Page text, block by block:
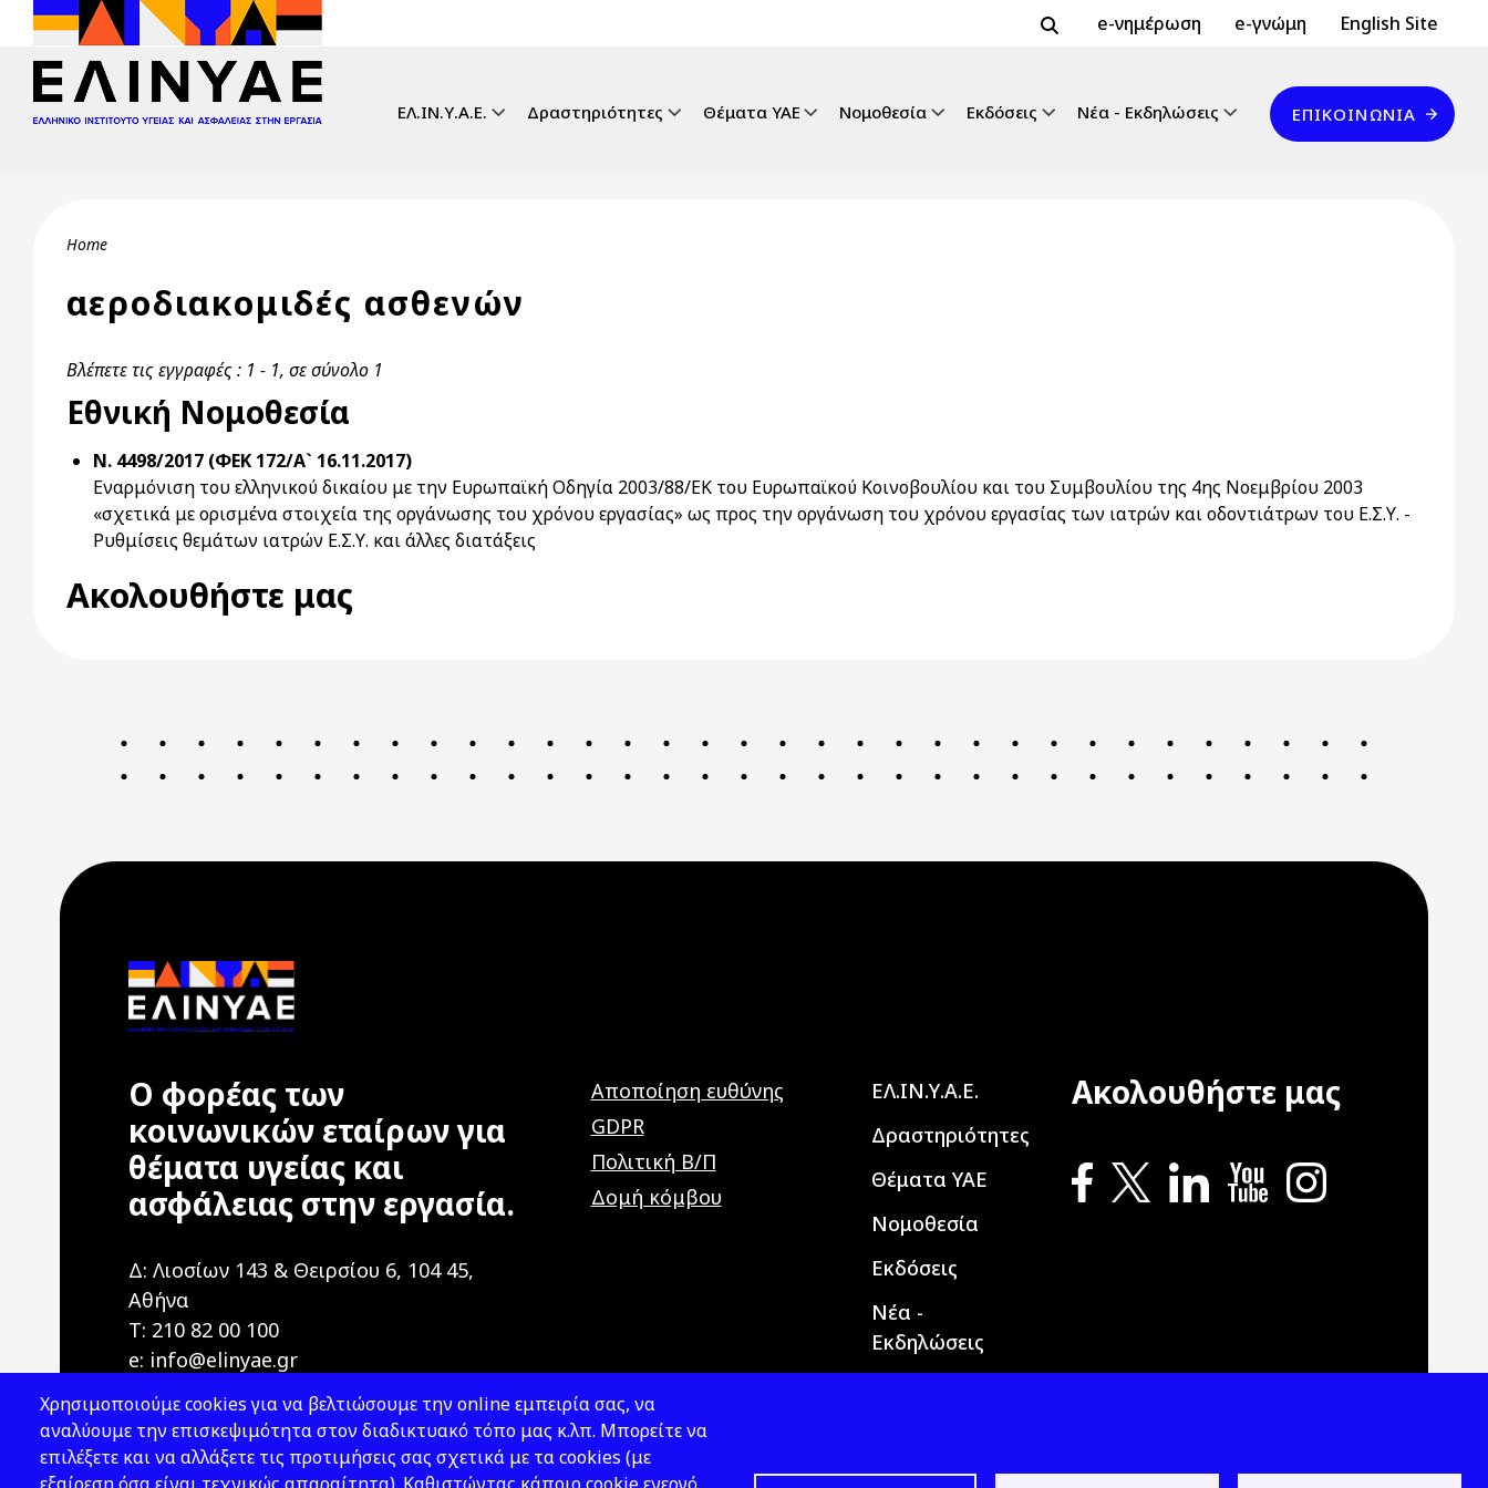
Skip to main content Header Top 2
e-νημέρωση e-γνώμη Header Top
English Site
ΕΛ.ΙΝ.Υ.Α.Ε. Δραστηριότητες Θέματα ΥΑΕ Νομοθεσία Εκδόσεις Νέα - Εκδηλώσεις
Επικοινωνία
ΕΠΙΚΟΙΝΩΝΊΑ
Breadcrumb
Home
αεροδιακομιδές ασθενών
Βλέπετε τις εγγραφές : 1 - 1, σε σύνολο 1
Εθνική Νομοθεσία
Ν. 4498/2017 (ΦΕΚ 172/Α` 16.11.2017)
Εναρμόνιση του ελληνικού δικαίου με την Ευρωπαϊκή Οδηγία 2003/88/ΕΚ του Ευρωπαϊκού Κοινοβουλίου και του Συμβουλίου της 4ης Νοεμβρίου 2003
«σχετικά με ορισμένα στοιχεία της οργάνωσης του χρόνου εργασίας» ως προς την οργάνωση του χρόνου εργασίας των ιατρών και οδοντιάτρων του Ε.Σ.Υ. -
Ρυθμίσεις θεμάτων ιατρών Ε.Σ.Υ. και άλλες διατάξεις
Ακολουθήστε μας
Ο φορέας των
κοινωνικών εταίρων για
θέματα υγείας και
ασφάλειας στην εργασία.
Δ: Λιοσίων 143 & Θειρσίου 6, 104 45,
Αθήνα
T: 210 82 00 100
e: info@elinyae.gr
Αποποίηση ευθύνης
GDPR
Πολιτική Β/Π
Δομή κόμβου
Main navigation
ΕΛ.ΙΝ.Υ.Α.Ε.
Δραστηριότητες
Θέματα ΥΑΕ
Νομοθεσία
Εκδόσεις
Νέα -
Εκδηλώσεις
Ακολουθήστε μας
Χρησιμοποιούμε cookies για να βελτιώσουμε την online εμπειρία σας, να
αναλύουμε την επισκεψιμότητα στον διαδικτυακό τόπο μας κ.λπ. Μπορείτε να
επιλέξετε και να αλλάξετε τις προτιμήσεις σας σχετικά με τα cookies (με